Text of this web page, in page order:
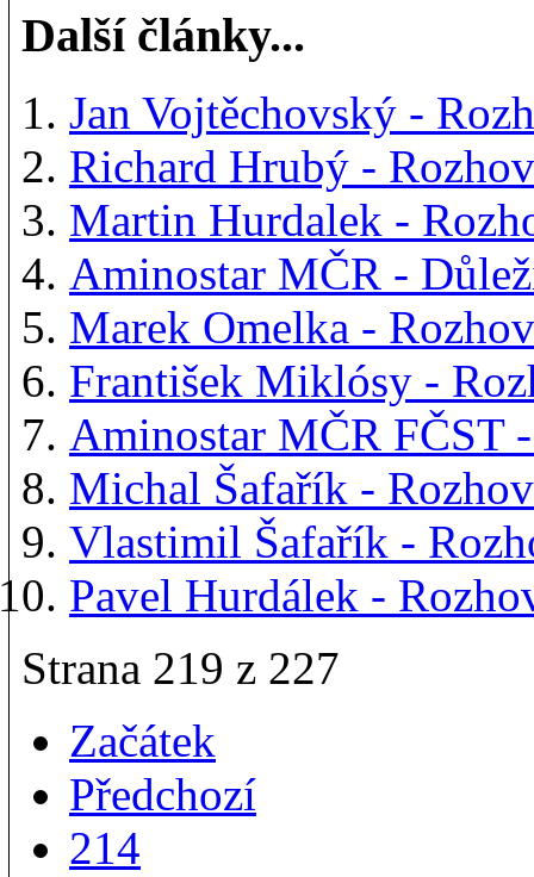
Další články...
Jan Vojtěchovský -
Richard Hrubý -
Martin Hurdalek -
Aminostar MČR -
Marek Omelka -
František Miklósy -
Aminostar MČR FČST
Michal Šafařík -
Vlastimil Šafařík -
Pavel Hurdálek -
Strana 219 z 227
Začátek
Předchozí
214